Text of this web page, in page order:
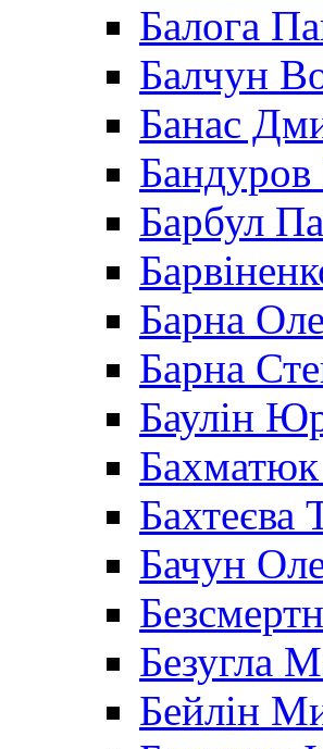
Балога
Балчун
Банас
Барбул
Барна
Барна
Баулін
Бахтеєва
Бачун
Безугла
Бейлін